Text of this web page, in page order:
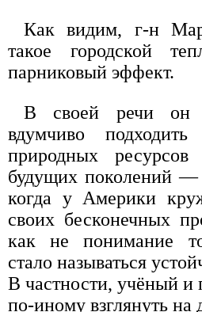
Как видим, г-н
такое городской
парниковый эффект.
В своей речи он
вдумчиво
природных
будущих поколений —
когда у Америки
своих бесконечных
как не понимание
стало называться
В частности, учёный и
по-иному взглянуть на